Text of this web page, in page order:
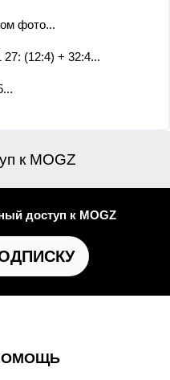
фото​...
27: (12:4) + 32:4​...
к MOGZ
доступ к MOGZ